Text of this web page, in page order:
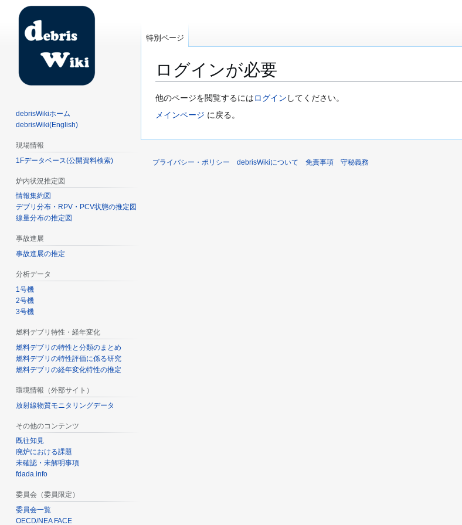
ログインが必要
ナ
ビ
ョ
検
索
他のページを閲覧するにはログイン してください。
メインページ に戻る。
特別ページ
debrisWikiホーム
debrisWiki(English)
現場情報
1Fデータベース(公開資料検索)
炉内状況推定図
情報集約図
デブリ分布・RPV・PCV状態の推定図
線量分布の推定図
事故進展
事故進展の推定
分析データ
1号機
2号機
3号機
燃料デブリ特性・経年変化
燃料デブリの特性と分類のまとめ
燃料デブリの特性評価に係る研究
燃料デブリの経年変化特性の推定
環境情報（外部サイト）
放射線物質モニタリングデータ
その他のコンテンツ
既往知見
廃炉における課題
未確認・未解明事項
fdada.info
委員会（委員限定）
委員会一覧
OECD/NEA FACE
プライバシー・ポリシー debrisWikiについて 免責事項 守秘義務